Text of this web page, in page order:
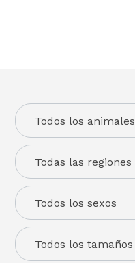
Todas las regiones
Todos los animales
Todos los sexos
Todos los tamaños